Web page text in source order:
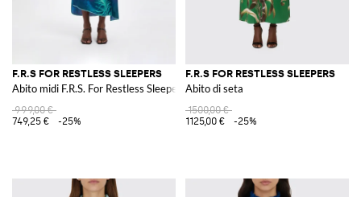
F.R.S FOR RESTLESS SLEEPERS
Abito midi F.R.S. For Restless Sleepers in misto seta stampata
999,00 €
749,25 €
-25%
F.R.S FOR RESTLESS SLEEPERS
Abito di seta
1500,00 €
1125,00 €
-25%